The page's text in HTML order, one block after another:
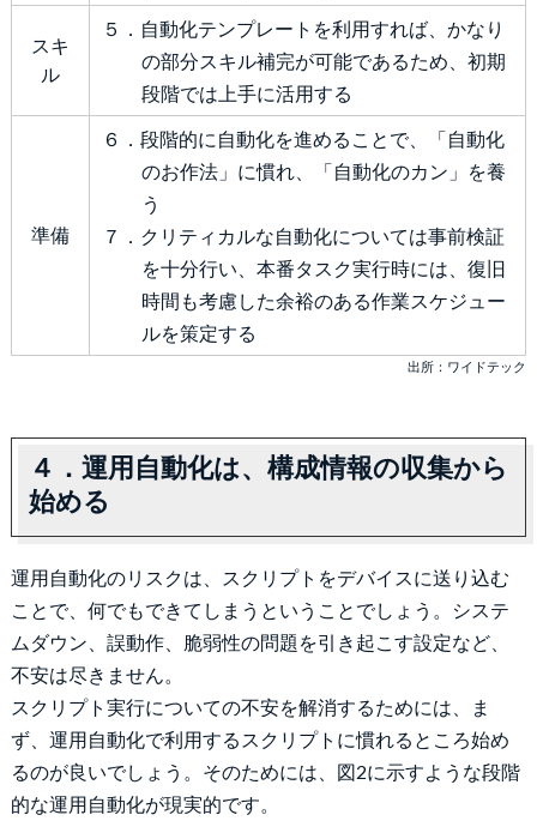
スキ
ル
５．自動化テンプレートを利用すれば、かなり
の部分スキル補完が可能であるため、初期
段階では上手に活用する
準備
６．段階的に自動化を進めることで、「自動化
のお作法」に慣れ、「自動化のカン」を養
う
７．クリティカルな自動化については事前検証
を十分行い、本番タスク実行時には、復旧
時間も考慮した余裕のある作業スケジュー
ルを策定する
出所：ワイドテック
４．運用自動化は、構成情報の収集から
始める
運用自動化のリスクは、スクリプトをデバイスに送り込む
ことで、何でもできてしまうということでしょう。システ
ムダウン、誤動作、脆弱性の問題を引き起こす設定など、
不安は尽きません。
スクリプト実行についての不安を解消するためには、ま
ず、運用自動化で利用するスクリプトに慣れるところ始め
るのが良いでしょう。そのためには、図2に示すような段階
的な運用自動化が現実的です。